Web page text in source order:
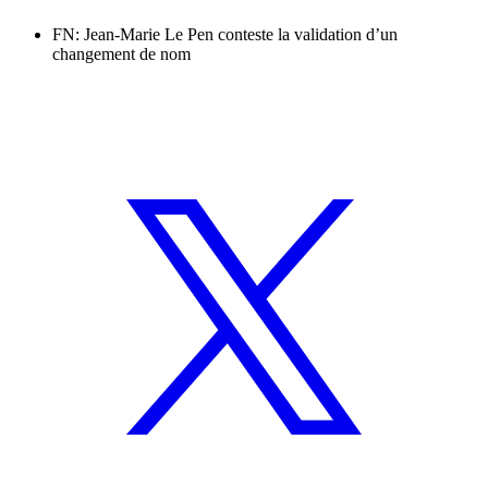
FN: Jean-Marie Le Pen conteste la validation d’un
changement de nom